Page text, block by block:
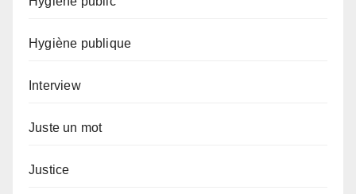
Hygiène publique
Interview
Juste un mot
Justice